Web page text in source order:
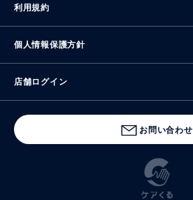
利用規約
個人情報保護方針
店舗ログイン
お問い合わせ